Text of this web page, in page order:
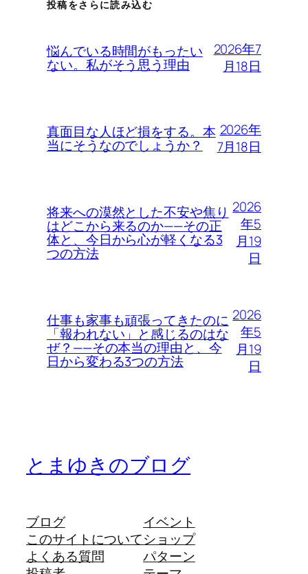
投稿をさらに読み込む
悩んでいる時間がもったい
ない。私がそう思う理由
2026年7
月18日
真面目な人ほど損をする。本
当にそうなのでしょうか？
2026年
7月18日
将来への漠然とした不安や焦り
はどこから来るのか——その正
体と、今日から心が軽くなる3
つの方法
2026
年5
月19
日
仕事も家事も頑張ってきたのに
「報われない」と感じるのはな
ぜ？——その本当の理由と、今
日から変わる3つの方法
2026
年5
月19
日
とまゆきのブログ
ブログ
このサイトについて
よくある質問
イベント
ショップ
パターン